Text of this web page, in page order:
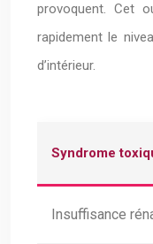
provoquent. Cet
rapidement le
d’intérieur.
Syndrome
Insuffisance